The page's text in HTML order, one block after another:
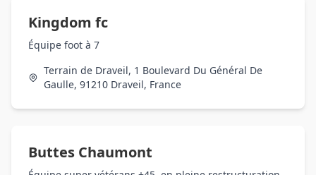
Kingdom fc
Équipe foot à 7
Terrain de Draveil, 1 Boulevard Du Général De
Gaulle, 91210 Draveil, France
Buttes Chaumont